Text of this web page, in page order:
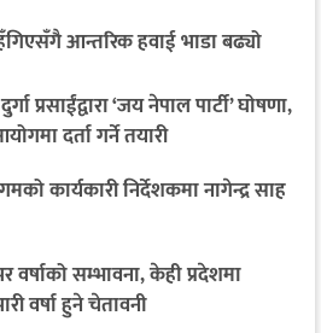
आन्तरिक हवाई भाडा बढ्यो
प्रसाईंद्वारा ‘जय नेपाल पार्टी’ घोषणा,
दर्ता गर्ने तयारी
कार्यकारी निर्देशकमा नागेन्द्र साह
सम्भावना, केही प्रदेशमा
वर्षा हुने चेतावनी